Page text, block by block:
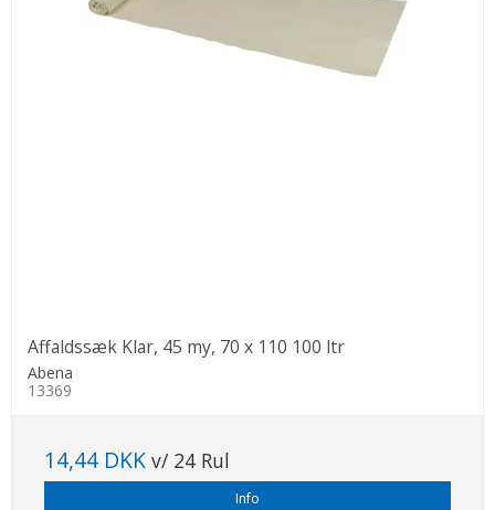
Affaldssæk Klar, 45 my, 70 x 110 100 ltr
Abena
13369
14,44 DKK v/ 24 Rul
Info